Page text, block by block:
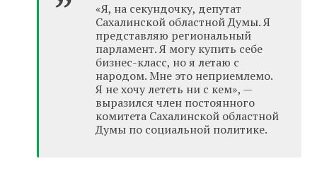
«Я, на секундочку, депутат
Сахалинской областной Думы. Я
представляю региональный
парламент. Я могу купить себе
бизнес-класс, но я летаю с
народом. Мне это неприемлемо.
Я не хочу лететь ни с кем», —
выразился член постоянного
комитета Сахалинской областной
Думы по социальной политике.